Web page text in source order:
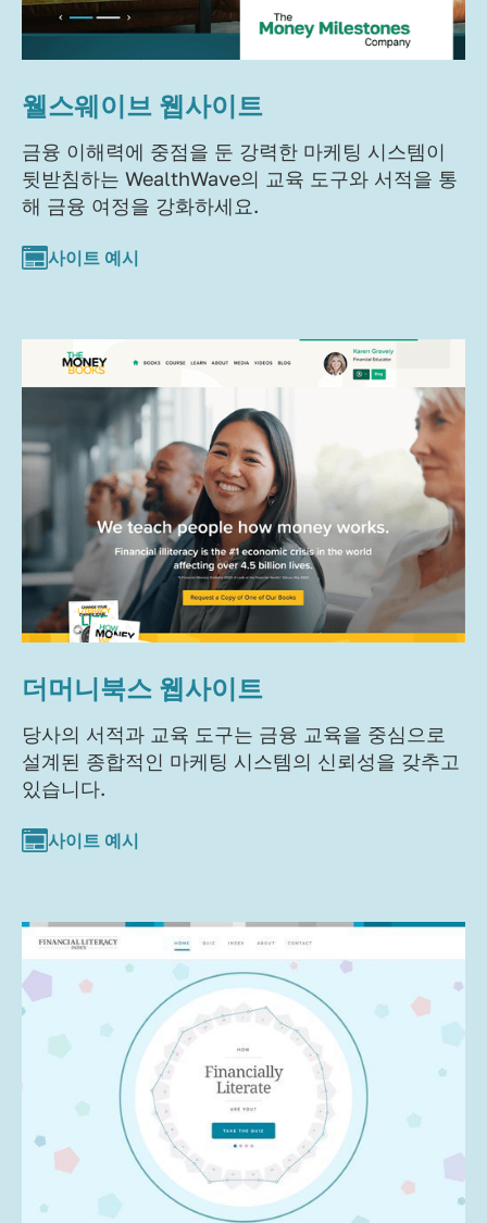
웰스웨이브 웹사이트
금융 이해력에 중점을 둔 강력한 마케팅 시스템이
뒷받침하는 WealthWave의 교육 도구와 서적을 통
해 금융 여정을 강화하세요.
사이트 예시
더머니북스 웹사이트
당사의 서적과 교육 도구는 금융 교육을 중심으로
설계된 종합적인 마케팅 시스템의 신뢰성을 갖추고
있습니다.
사이트 예시